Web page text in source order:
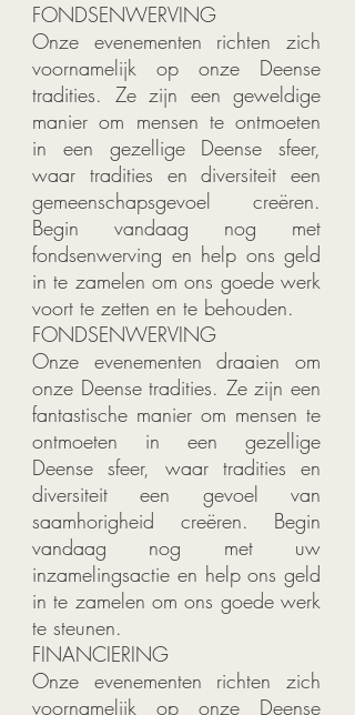
FONDSENWERVING
Onze evenementen richten zich
voornamelijk op onze Deense
tradities. Ze zijn een geweldige
manier om mensen te ontmoeten
in een gezellige Deense sfeer,
waar tradities en diversiteit een
gemeenschapsgevoel creëren.
Begin vandaag nog met
fondsenwerving en help ons geld
in te zamelen om ons goede werk
voort te zetten en te behouden.
FONDSENWERVING
Onze evenementen draaien om
onze Deense tradities. Ze zijn een
fantastische manier om mensen te
ontmoeten in een gezellige
Deense sfeer, waar tradities en
diversiteit een gevoel van
saamhorigheid creëren. Begin
vandaag nog met uw
inzamelingsactie en help ons geld
in te zamelen om ons goede werk
te steunen.
FINANCIERING
Onze evenementen richten zich
voornamelijk op onze Deense